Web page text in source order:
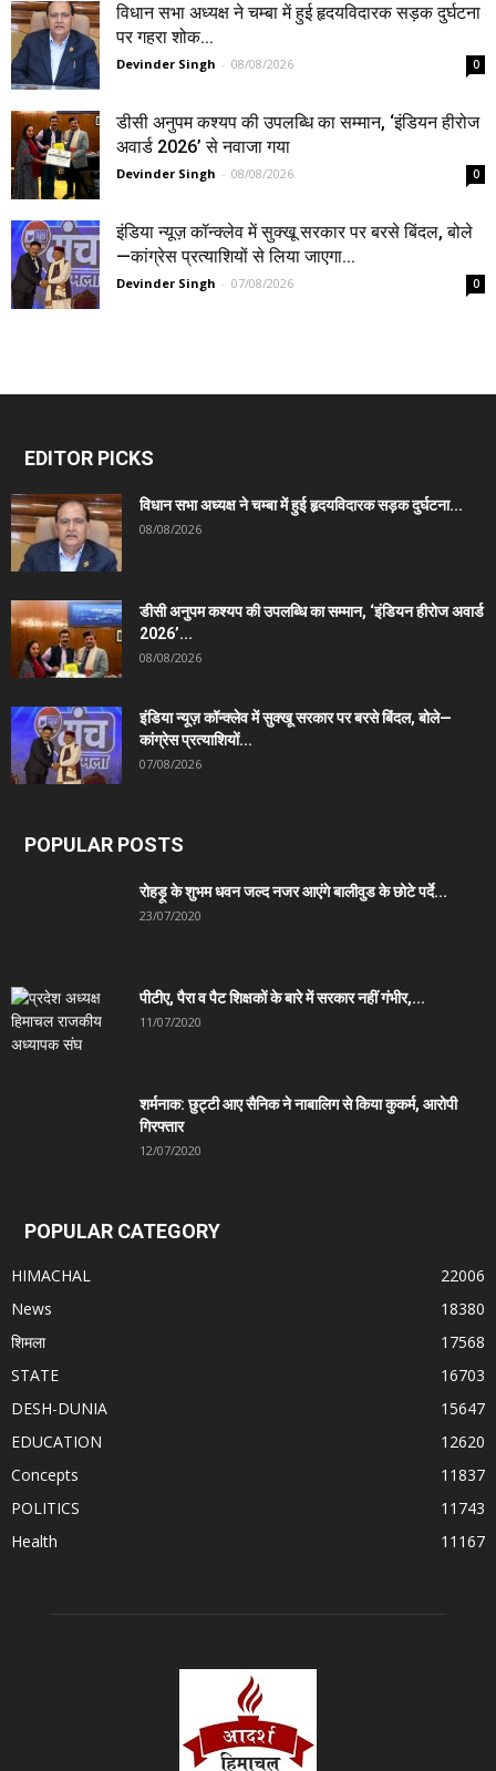
विधान सभा अध्यक्ष ने चम्बा में हुई हृदयविदारक सड़क दुर्घटना
पर गहरा शोक...
Devinder Singh - 08/08/2026 0
डीसी अनुपम कश्यप की उपलब्धि का सम्मान, ‘इंडियन हीरोज
अवार्ड 2026’ से नवाजा गया
Devinder Singh - 08/08/2026 0
इंडिया न्यूज़ कॉन्क्लेव में सुक्खू सरकार पर बरसे बिंदल, बोले
—कांग्रेस प्रत्याशियों से लिया जाएगा...
Devinder Singh - 07/08/2026 0
EDITOR PICKS
विधान सभा अध्यक्ष ने चम्बा में हुई हृदयविदारक सड़क दुर्घटना...
08/08/2026
डीसी अनुपम कश्यप की उपलब्धि का सम्मान, ‘इंडियन हीरोज अवार्ड
2026’...
08/08/2026
इंडिया न्यूज़ कॉन्क्लेव में सुक्खू सरकार पर बरसे बिंदल, बोले—
कांग्रेस प्रत्याशियों...
07/08/2026
POPULAR POSTS
रोहड़ू के शुभम धवन जल्द नजर आएंगे बालीवुड के छोटे पर्दे...
23/07/2020
पीटीए, पैरा व पैट शिक्षकों के बारे में सरकार नहीं गंभीर,...
11/07/2020
शर्मनाक: छुट्टी आए सैनिक ने नाबालिग से किया कुकर्म, आरोपी
गिरफ्तार
12/07/2020
POPULAR CATEGORY
HIMACHAL
22006
News
18380
शिमला
17568
STATE
16703
DESH-DUNIA
15647
EDUCATION
12620
Concepts
11837
POLITICS
11743
Health
11167